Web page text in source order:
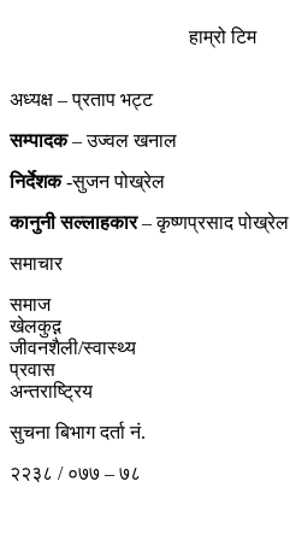
हाम्रो टिम
अध्यक्ष – प्रताप भट्ट
सम्पादक– उज्वल खनाल
निर्देशक-सुजन पोख्रेल
कानुनी सल्लाहकार– कृष्णप्रसाद पोख्रेल
समाचार
समाज
खेलकुद़़
जीवनशैली/स्वास्थ्य
प्रवास
अन्तराष्ट्रिय
सुचना बिभाग दर्ता नं.
२२३८ / ०७७ – ७८